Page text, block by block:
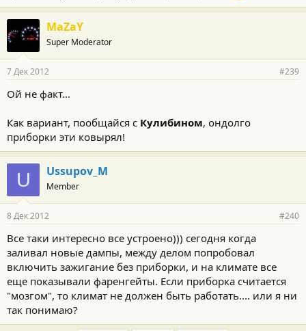
MaZaY
Super Moderator
7 Дек 2012 #239
Ой не факт...
Как вариант, пообщайся с Кулибином, ондолго
приборки эти ковырял!
U Ussupov_M
Member
8 Дек 2012 #240
Все таки интересно все устроено))) сегодня когда
заливал новые дампы, между делом попробовал
включить зажигание без приборки, и на климате все
еще показывали фаренгейты. Если приборка считается
"мозгом", то климат не должен быть работать.... или я ни
так понимаю?